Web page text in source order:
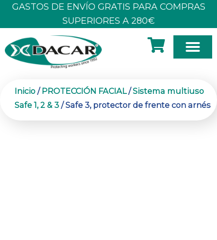
GASTOS DE ENVÍO GRATIS PARA COMPRAS
SUPERIORES A 280€
Inicio /PROTECCIÓN FACIAL/Sistema multiuso
Safe 1, 2 & 3 / Safe 3, protector de frente con arnés